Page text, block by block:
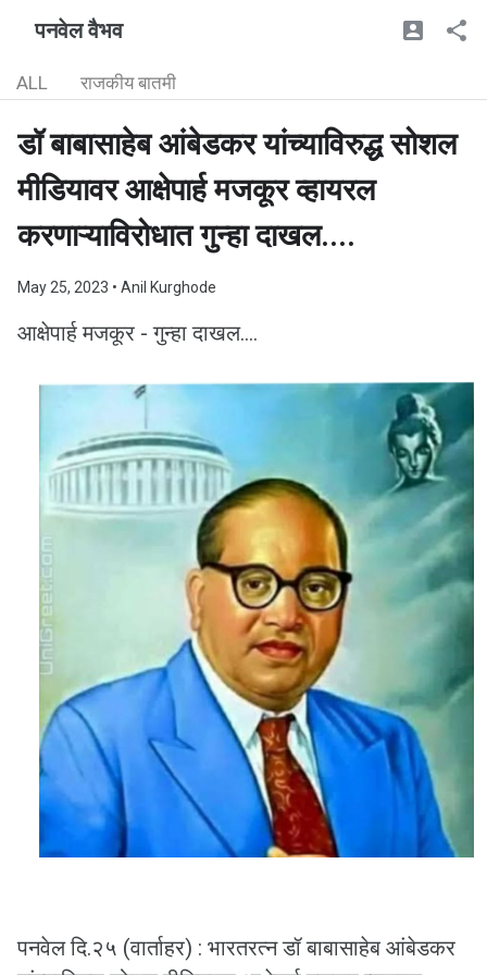
पनवेल वैभव
ALL राजकीय बातमी
डॉ बाबासाहेब आंबेडकर यांच्याविरुद्ध सोशल
मीडियावर आक्षेपार्ह मजकूर व्हायरल
करणाऱ्याविरोधात गुन्हा दाखल....
May 25, 2023 • Anil Kurghode
आक्षेपार्ह मजकूर - गुन्हा दाखल....
पनवेल दि.२५ (वार्ताहर) : भारतरत्न डॉ बाबासाहेब आंबेडकर